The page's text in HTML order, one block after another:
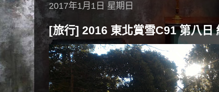
2017年1月1日 星期日
[旅行] 2016 東北賞雪C91 第八日